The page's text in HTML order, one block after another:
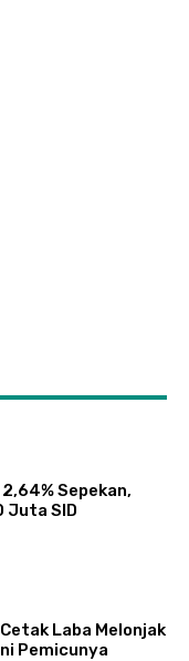
Sepekan,
Juta SID
Laba Melonjak
Pemicunya